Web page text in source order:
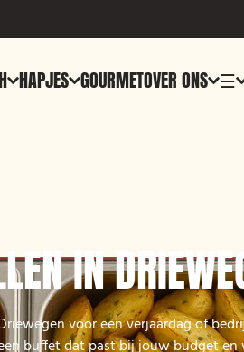
HAPJES GOURMETOVER ONS ☰
IN
voor een verjaardag of
buffet dat past bij jouw budget en